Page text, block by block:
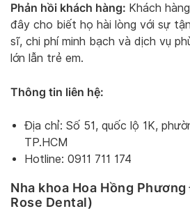
Phản hồi khách hàng: Khách
đây cho biết họ hài lòng với sự
sĩ, chi phí minh bạch và dịch vụ
lớn lẫn trẻ em.
Thông tin liên hệ:
Địa chỉ: Số 51, quốc lộ 1K,
TP.HCM
Hotline: 0911 711 174
Nha khoa Hoa Hồng
Rose Dental)